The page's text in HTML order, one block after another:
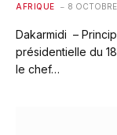
AFRIQUE 8
Dakarmidi –
présidentielle du
le chef…